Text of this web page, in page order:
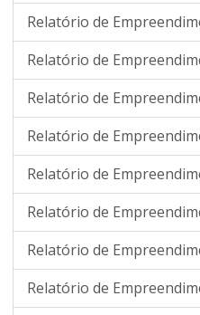
Relatório de
Relatório de
Relatório de
Relatório de
Relatório de
Relatório de
Relatório de
Relatório de